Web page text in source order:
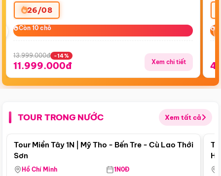
26/08
Còn 10 chỗ
Còn 10 chỗ
13.999.000đ -14%
11.999.000đ Xem chi tiết
TOUR TRONG NƯỚC Xem tất cả
Điểm nổi bật
Tour Miền Tây 1N | Mỹ Tho - Bến Tre - Cù Lao Thới
Sơn
Hồ Chí Minh 1N0Đ